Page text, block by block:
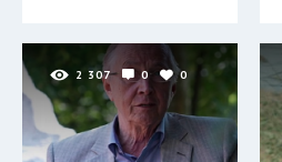
2 307 0 0